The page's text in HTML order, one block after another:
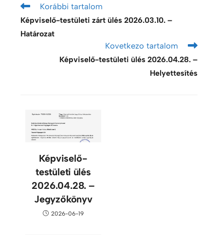
Korábbi tartalom
Képviselő-testületi zárt ülés 2026.03.10. –
Határozat
Kovetkezo tartalom
Képviselő-testületi ülés 2026.04.28. –
Helyettesítés
Képviselő-
testületi ülés
2026.04.28. –
Jegyzőkönyv
2026-06-19